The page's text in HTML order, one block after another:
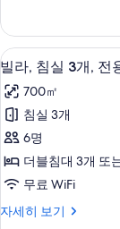
영
장
사
진
모
두
보
기
2
개,
전
수
영
장
자
세
히
보
기
빌
라,
침
실
3
개,
전
용
12
빌라, 침실 3개, 전
700㎡
침실 3개
6명
더블침대 3개 또
무료 WiFi
자세히 보기
빌